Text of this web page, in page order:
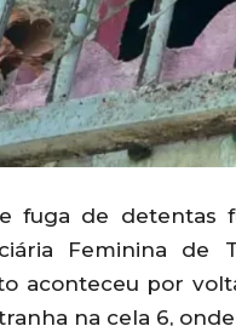
fuga de detentas
Feminina
aconteceu por
na cela 6,